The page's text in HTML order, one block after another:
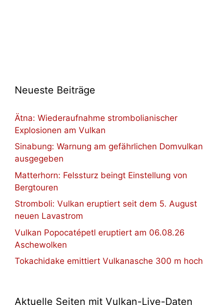
Neueste Beiträge
Ätna: Wiederaufnahme strombolianischer
Explosionen am Vulkan
Sinabung: Warnung am gefährlichen Domvulkan
ausgegeben
Matterhorn: Felssturz beingt Einstellung von
Bergtouren
Stromboli: Vulkan eruptiert seit dem 5. August
neuen Lavastrom
Vulkan Popocatépetl eruptiert am 06.08.26
Aschewolken
Tokachidake emittiert Vulkanasche 300 m hoch
Aktuelle Seiten mit Vulkan-Live-Daten